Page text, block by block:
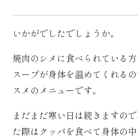
いかがでしたでしょうか。
焼肉のシメに食べられている
スープが身体を温めてくれる
スメのメニューです。
まだまだ寒い日は続きますの
た際はクッパを食べて身体の中